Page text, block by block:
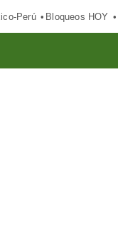
Perú Bloqueos HOY